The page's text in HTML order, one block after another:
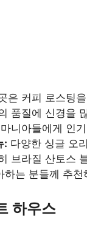
은 커피 로스팅
품질에 신경을
니아들에게 인
: 다양한 싱글 오
브라질 산토스
하는 분들께 추천
하우스